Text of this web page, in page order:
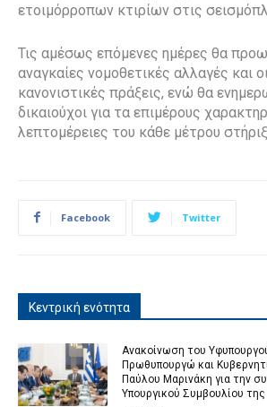
ετοιμόρροπων κτιρίων στις
Τις αμέσως επόμενες ημέρες θα
αναγκαίες νομοθετικές αλλαγές και
κανονιστικές πράξεις, ενώ θα
δικαιούχοι για τα επιμέρους
λεπτομέρειες του κάθε μέτρου
Facebook Twitter
Κεντρική ενότητα
Ανακοίνωση του
Πρωθυπουργώ και
Παύλου Μαρινάκη για την
Υπουργικού Συμβουλίου